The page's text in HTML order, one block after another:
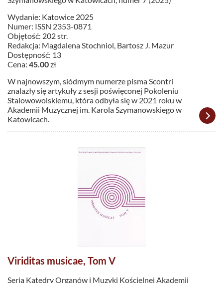
Wydanie: Katowice 2025
Numer: ISSN 2353-0871
Objętość: 202 str.
Redakcja: Magdalena Stochniol, Bartosz J. Mazur
Dostępność: 13
Cena: 45.00zł
W najnowszym, siódmym numerze pisma Scontri
znalazły się artykuły z sesji poświęconej Pokoleniu
Stalowowolskiemu, która odbyła się w 2021 roku w
Akademii Muzycznej im. Karola Szymanowskiego w
Katowicach.
Viriditas musicae, Tom V
Seria Katedry Organów i Muzyki Kościelnej Akademii